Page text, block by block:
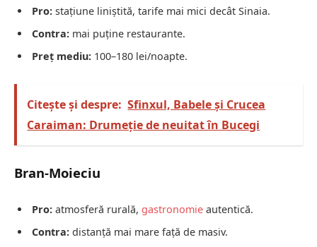
Pro: stațiune liniștită, tarife mai mici decât Sinaia.
Contra: mai puține restaurante.
Preț mediu: 100–180 lei/noapte.
Citește și despre: Sfinxul, Babele și Crucea
Caraiman: Drumeție de neuitat în Bucegi
Bran-Moieciu
Pro: atmosferă rurală, gastronomie autentică.
Contra: distanță mai mare față de masiv.